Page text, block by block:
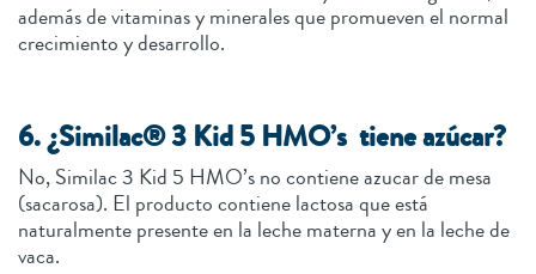
además de vitaminas y minerales que promueven el normal
crecimiento y desarrollo.
6. ¿Similac® 3 Kid 5 HMO’s tiene azúcar?
No, Similac 3 Kid 5 HMO’s no contiene azucar de mesa
(sacarosa). El producto contiene lactosa que está
naturalmente presente en la leche materna y en la leche de
vaca.